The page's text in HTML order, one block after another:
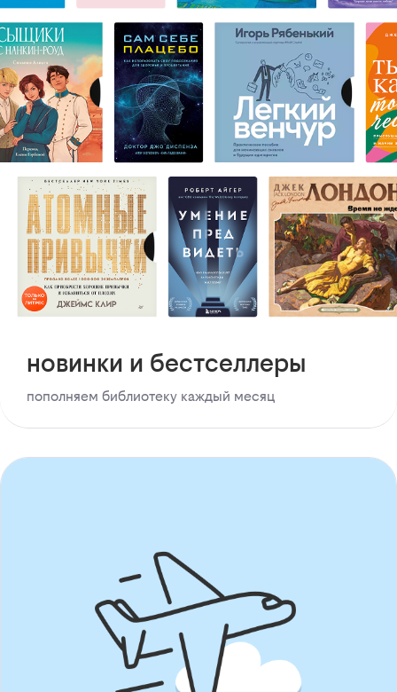
новинки и бестселлеры
пополняем библиотеку каждый месяц